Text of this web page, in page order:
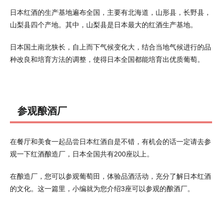
日本红酒的生产基地遍布全国，主要有北海道，山形县，长野县，
山梨县四个产地。其中，山梨县是日本最大的红酒生产基地。
日本国土南北狭长，自上而下气候变化大，结合当地气候进行的品
种改良和培育方法的调整，使得日本全国都能培育出优质葡萄。
参观酿酒厂
在餐厅和美食一起品尝日本红酒自是不错，有机会的话一定请去参
观一下红酒酿造厂，日本全国共有200座以上。
在酿造厂，您可以参观葡萄田，体验品酒活动，充分了解日本红酒
的文化。这一篇里，小编就为您介绍3座可以参观的酿酒厂。